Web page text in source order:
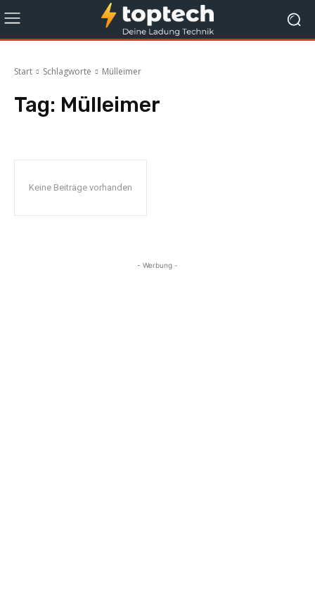
Start Schlagworte Mülleimer
Tag: Mülleimer
Keine Beiträge vorhanden
- Werbung -